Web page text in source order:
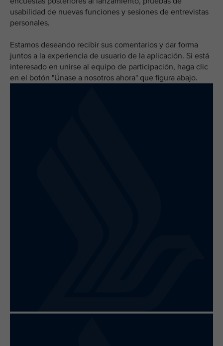
usabilidad de nuevas funciones y sesiones de entrevistas
personales.
Estamos deseando recibir sus comentarios y dar forma
juntos a la experiencia de usuario de la aplicación. Si está
interesado en unirse al equipo de participación, haga clic
en el botón "Únase a nosotros ahora" que figura abajo.